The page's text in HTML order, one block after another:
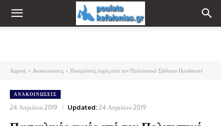
Αρχική Ανακοινώσεις Πασχαλινές ευχές από τον Πολιτιστικό Σύλλογο Πουλάτων!
ΑΝΑΚΟΙΝΏΣΕΙΣ
24 Απριλίου 2019 Updated:24 Απριλίου 2019